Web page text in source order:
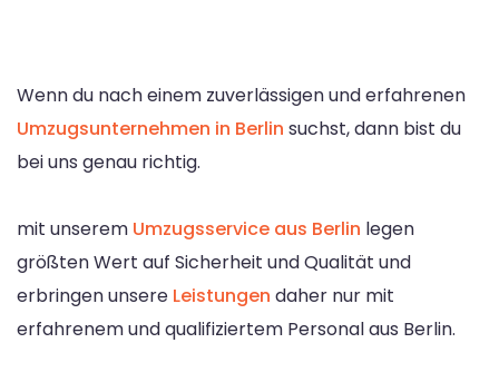
Wenn du nach einem zuverlässigen und erfahrenen
Umzugsunternehmen in Berlin suchst, dann bist du
bei uns genau richtig.
mit unserem Umzugsservice aus Berlin legen
größten Wert auf Sicherheit und Qualität und
erbringen unsere Leistungen daher nur mit
erfahrenem und qualifiziertem Personal aus Berlin.